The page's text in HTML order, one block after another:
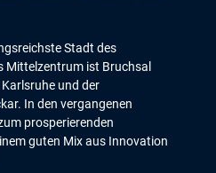
Stadt des
Mittelzentrum ist Bruchsal
und der
In den vergangenen
prosperierenden
guten Mix aus Innovation